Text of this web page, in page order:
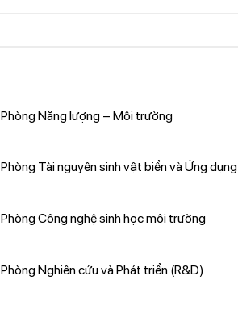
Phòng Năng lượng – Môi trường
Phòng Tài nguyên sinh vật biển và Ứng dụng
Phòng Công nghệ sinh học môi trường
Phòng Nghiên cứu và Phát triển (R&D)